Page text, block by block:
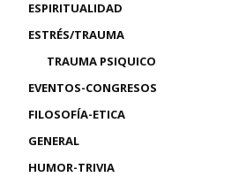
ESPIRITUALIDAD
ESTRÉS/TRAUMA
TRAUMA PSIQUICO
EVENTOS-CONGRESOS
FILOSOFÍA-ETICA
GENERAL
HUMOR-TRIVIA